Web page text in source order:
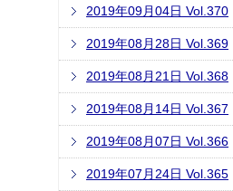
2019年09月04日 Vol.370
2019年08月28日 Vol.369
2019年08月21日 Vol.368
2019年08月14日 Vol.367
2019年08月07日 Vol.366
2019年07月24日 Vol.365